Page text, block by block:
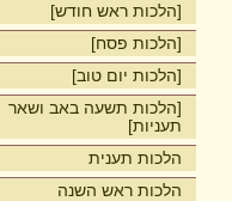
[הלכות ראש חודש]
[הלכות פסח]
[הלכות יום טוב]
[הלכות תשעה באב ושאר
תעניות]
הלכות תענית
הלכות ראש השנה